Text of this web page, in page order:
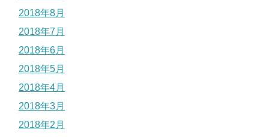
2018年8月
2018年7月
2018年6月
2018年5月
2018年4月
2018年3月
2018年2月